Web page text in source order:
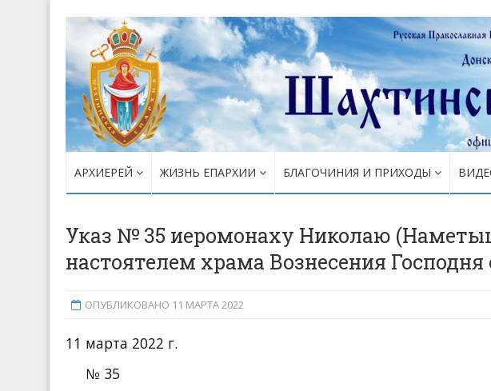
АРХИЕРЕЙ ЖИЗНЬ ЕПАРХИИ БЛАГОЧИНИЯ И ПРИХОДЫ
Указ № 35 иеромонаху Николаю
настоятелем храма Вознесения
ОПУБЛИКОВАНО 11 МАРТА 2022
11 марта 2022 г.
№ 35